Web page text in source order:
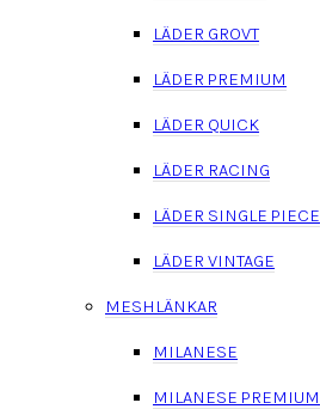
LÄDER GROVT
LÄDER PREMIUM
LÄDER QUICK
LÄDER RACING
LÄDER SINGLE PIECE
LÄDER VINTAGE
MESHLÄNKAR
MILANESE
MILANESE PREMIUM